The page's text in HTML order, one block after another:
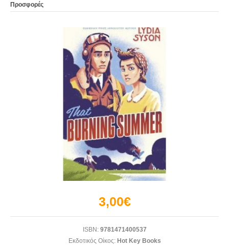
Προσφορές
3,00€
ISBN:9781471400537
Εκδοτικός Οίκος: Hot Key Books